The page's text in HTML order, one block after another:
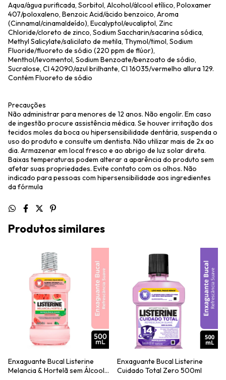
Aqua/água purificada, Sorbitol, Alcohol/álcool etílico, Poloxamer
407/poloxaleno, Benzoic Acid/ácido benzoico, Aroma
(Cinnamal/cinamaldeído), Eucalyptol/eucaliptol, Zinc
Chloride/cloreto de zinco, Sodium Saccharin/sacarina sódica,
Methyl Salicylate/salicilato de metila, Thymol/timol, Sodium
Fluoride/fluoreto de sódio (220 ppm de flúor),
Menthol/levomentol, Sodium Benzoate/benzoato de sódio,
Sucralose, CI 42090/azul brilhante, CI 16035/vermelho allura 129.
Contém Fluoreto de sódio
Precauções
Não administrar para menores de 12 anos. Não engolir. Em caso
de ingestão procure assistência médica. Se houver irritação dos
tecidos moles da boca ou hipersensibilidade dentária, suspenda o
uso do produto e consulte um dentista. Não utilizar mais de 2x ao
dia. Armazenar em local fresco e ao abrigo de luz solar direta.
Baixas temperaturas podem alterar a aparência do produto sem
afetar suas propriedades. Evite contato com os olhos. Não
indicado para pessoas com hipersensibilidade aos ingredientes
da fórmula
Produtos similares
Enxaguante Bucal Listerine
Melancia & Hortelã sem Álcool
Enxaguante Bucal Listerine
Cuidado Total Zero 500ml